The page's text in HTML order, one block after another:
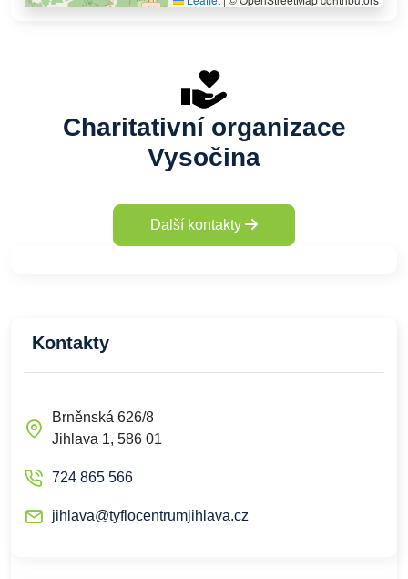
Charitativní organizace
Vysočina
Další kontakty
Kontakty
Brněnská 626/8
Jihlava 1, 586 01
724 865 566
jihlava@tyflocentrumjihlava.cz